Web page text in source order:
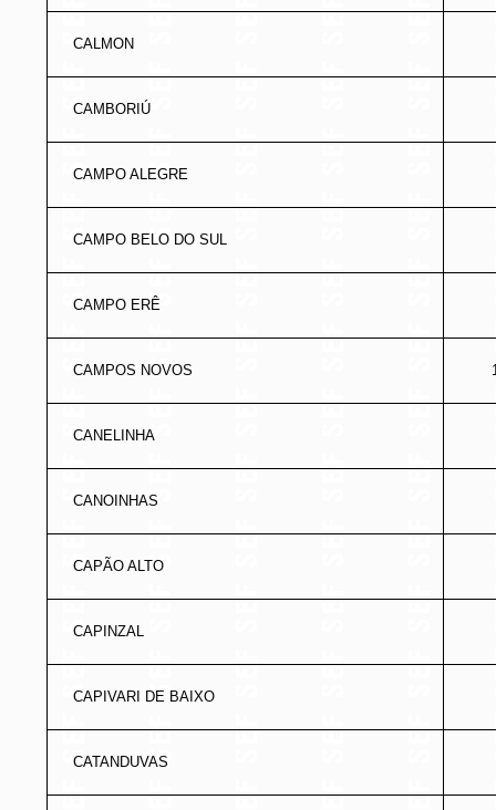
CALMON
CAMBORIÚ
CAMPO ALEGRE
CAMPO BELO DO SUL
CAMPO ERÊ
CAMPOS NOVOS
CANELINHA
CANOINHAS
CAPÃO ALTO
CAPINZAL
CAPIVARI DE BAIXO
CATANDUVAS